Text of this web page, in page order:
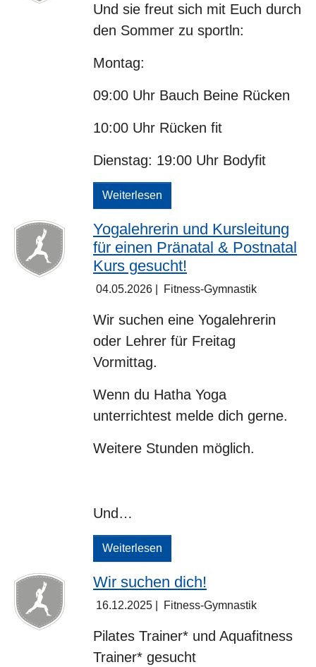
Und sie freut sich mit Euch durch
den Sommer zu sportln:
Montag:
09:00 Uhr Bauch Beine Rücken
10:00 Uhr Rücken fit
Dienstag: 19:00 Uhr Bodyfit
Weiterlesen
Yogalehrerin und Kursleitung
für einen Pränatal & Postnatal
Kurs gesucht!
04.05.2026 Fitness-Gymnastik
Wir suchen eine Yogalehrerin
oder Lehrer für Freitag
Vormittag.
Wenn du Hatha Yoga
unterrichtest melde dich gerne.
Weitere Stunden möglich.
Und…
Weiterlesen
Wir suchen dich!
16.12.2025 Fitness-Gymnastik
Pilates Trainer* und Aquafitness
Trainer* gesucht